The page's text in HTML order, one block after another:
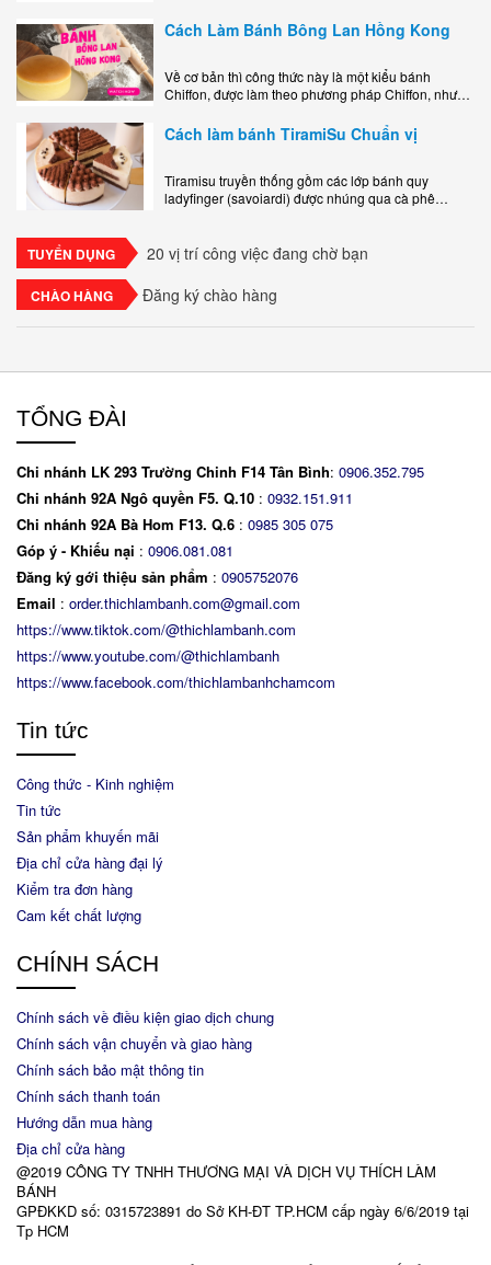
Cách Làm Bánh Bông Lan Hồng Kong
Về cơ bản thì công thức này là một kiểu bánh
Chiffon, được làm theo phương pháp Chiffon, nhưng
ngon, làm..
Cách làm bánh TiramiSu Chuẩn vị
Tiramisu truyền thống gồm các lớp bánh quy
ladyfinger (savoiardi) được nhúng qua cà phê
TUYỂN DỤNG 20 vị trí công việc đang chờ bạn
CHÀO HÀNG Đăng ký chào hàng
TỔNG ĐÀI
Chi nhánh LK 293 Trường Chinh F14 Tân Bình: 0906.352.795
Chi nhánh 92A Ngô quyền F5. Q.10 : 0932.151.911
Chi nhánh 92A Bà Hom F13. Q.6 : 0985 305 075
Góp ý - Khiếu nại : 0906.081.081
Đăng ký gới thiệu sản phẩm : 0905752076
Email : order.thichlambanh.com@gmail.com
https://www.tiktok.com/@thichlambanh.com
https://www.youtube.com/@thichlambanh
https://www.facebook.com/thichlambanhchamcom
Tin tức
Công thức - Kinh nghiệm
Tin tức
Sản phẩm khuyến mãi
Địa chỉ cửa hàng đại lý
Kiểm tra đơn hàng
Cam kết chất lượng
CHÍNH SÁCH
Chính sách về điều kiện giao dịch chung
Chính sách vận chuyển và giao hàng
Chính sách bảo mật thông tin
Chính sách thanh toán
Hướng dẫn mua hàng
Địa chỉ cửa hàng
@2019 CÔNG TY TNHH THƯƠNG MẠI VÀ DỊCH VỤ THÍCH LÀM
BÁNH
GPĐKKD số: 0315723891 do Sở KH-ĐT TP.HCM cấp ngày 6/6/2019 tại
Tp HCM